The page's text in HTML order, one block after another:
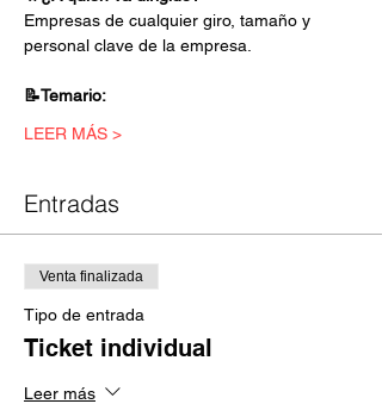
Empresas de cualquier giro, tamaño y
personal clave de la empresa.
📝Temario:
LEER MÁS >
Entradas
Venta finalizada
Tipo de entrada
Ticket individual
Leer más